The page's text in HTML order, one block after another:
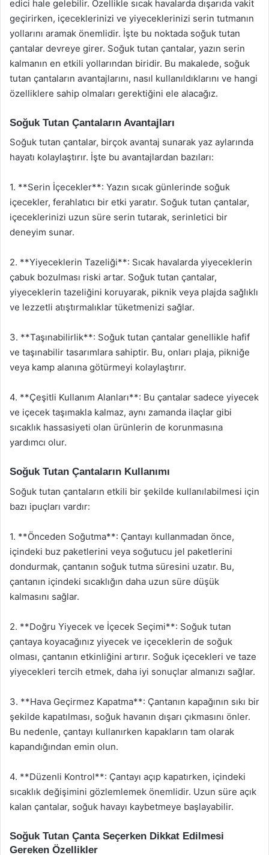
edici hale gelebilir. Özellikle sıcak havalarda dışarıda vakit
geçirirken, içeceklerinizi ve yiyeceklerinizi serin tutmanın
yollarını aramak önemlidir. İşte bu noktada soğuk tutan
çantalar devreye girer. Soğuk tutan çantalar, yazın serin
kalmanın en etkili yollarından biridir. Bu makalede, soğuk
tutan çantaların avantajlarını, nasıl kullanıldıklarını ve hangi
özelliklere sahip olmaları gerektiğini ele alacağız.
Soğuk Tutan Çantaların Avantajları
Soğuk tutan çantalar, birçok avantaj sunarak yaz aylarında
hayatı kolaylaştırır. İşte bu avantajlardan bazıları:
1. **Serin İçecekler**: Yazın sıcak günlerinde soğuk
içecekler, ferahlatıcı bir etki yaratır. Soğuk tutan çantalar,
içeceklerinizi uzun süre serin tutarak, serinletici bir
deneyim sunar.
2. **Yiyeceklerin Tazeliği**: Sıcak havalarda yiyeceklerin
çabuk bozulması riski artar. Soğuk tutan çantalar,
yiyeceklerin tazeliğini koruyarak, piknik veya plajda sağlıklı
ve lezzetli atıştırmalıklar tüketmenizi sağlar.
3. **Taşınabilirlik**: Soğuk tutan çantalar genellikle hafif
ve taşınabilir tasarımlara sahiptir. Bu, onları plaja, pikniğe
veya kamp alanına götürmeyi kolaylaştırır.
4. **Çeşitli Kullanım Alanları**: Bu çantalar sadece yiyecek
ve içecek taşımakla kalmaz, aynı zamanda ilaçlar gibi
sıcaklık hassasiyeti olan ürünlerin de korunmasına
yardımcı olur.
Soğuk Tutan Çantaların Kullanımı
Soğuk tutan çantaların etkili bir şekilde kullanılabilmesi için
bazı ipuçları vardır:
1. **Önceden Soğutma**: Çantayı kullanmadan önce,
içindeki buz paketlerini veya soğutucu jel paketlerini
dondurmak, çantanın soğuk tutma süresini uzatır. Bu,
çantanın içindeki sıcaklığın daha uzun süre düşük
kalmasını sağlar.
2. **Doğru Yiyecek ve İçecek Seçimi**: Soğuk tutan
çantaya koyacağınız yiyecek ve içeceklerin de soğuk
olması, çantanın etkinliğini artırır. Soğuk içecekleri ve taze
yiyecekleri tercih etmek, daha iyi sonuçlar almanızı sağlar.
3. **Hava Geçirmez Kapatma**: Çantanın kapağının sıkı bir
şekilde kapatılması, soğuk havanın dışarı çıkmasını önler.
Bu nedenle, çantayı kullanırken kapakların tam olarak
kapandığından emin olun.
4. **Düzenli Kontrol**: Çantayı açıp kapatırken, içindeki
sıcaklık değişimini gözlemlemek önemlidir. Uzun süre açık
kalan çantalar, soğuk havayı kaybetmeye başlayabilir.
Soğuk Tutan Çanta Seçerken Dikkat Edilmesi
Gereken Özellikler